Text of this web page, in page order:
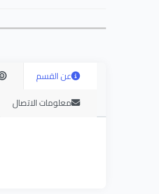
عن القسم
معلومات الاتصال